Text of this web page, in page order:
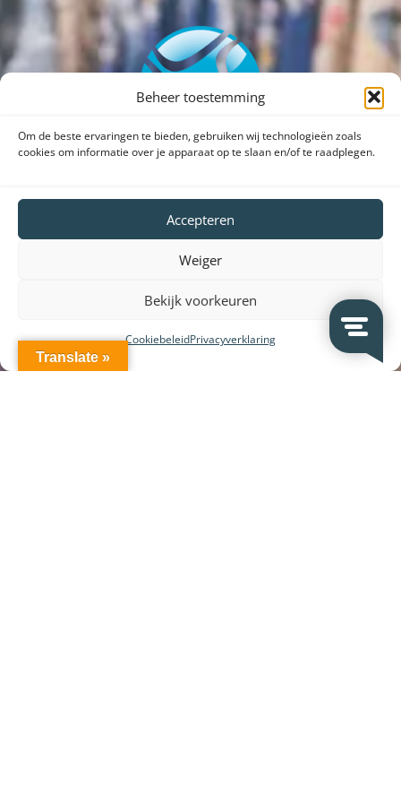
Beheer toestemming
Om de beste ervaringen te bieden, gebruiken wij technologieën zoals
cookies om informatie over je apparaat op te slaan en/of te raadplegen.
Accepteren
Weiger
Bekijk voorkeuren
CookiebeleidPrivacyverklaring
Dank voor uw bezoek aan onze website.
SHARE VEDOSIGN WITH FRIENDS
Translate »